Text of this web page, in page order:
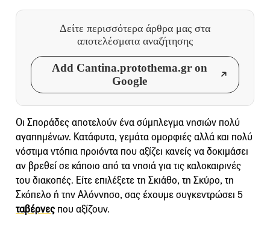
Δείτε περισσότερα άρθρα μας στα
αποτελέσματα αναζήτησης
Add Cantina.protothema.gr on
Google
Οι Σποράδες αποτελούν ένα σύμπλεγμα νησιών πολύ
αγαπημένων. Κατάφυτα, γεμάτα ομορφιές αλλά και πολύ
νόστιμα ντόπια προιόντα που αξίζει κανείς να δοκιμάσει
αν βρεθεί σε κάποιο από τα νησιά για τις καλοκαιρινές
του διακοπές. Είτε επιλέξετε τη Σκιάθο, τη Σκύρο, τη
Σκόπελο ή την Αλόννησο, σας έχουμε συγκεντρώσει 5
ταβέρνες που αξίζουν.